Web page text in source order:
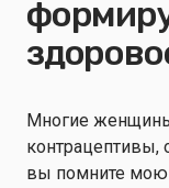
Многие
контрацептивы,
вы помните